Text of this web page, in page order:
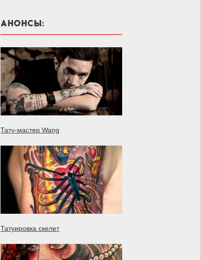
АНОНСЫ:
Тату-мастер Wang
Татуировка скелет